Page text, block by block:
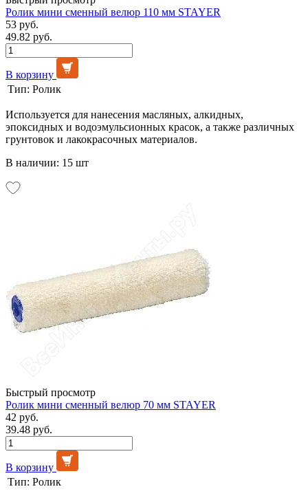
Ролик мини сменный велюр 110 мм STAYER
53 руб.
49.82 руб.
В корзину
Тип: Ролик
Используется для нанесения масляных, алкидных,
эпоксидных и водоэмульсионных красок, а также различных
грунтовок и лакокрасочных материалов.
В наличии: 15 шт
Быстрый просмотр
Ролик мини сменный велюр 70 мм STAYER
42 руб.
39.48 руб.
В корзину
Тип: Ролик